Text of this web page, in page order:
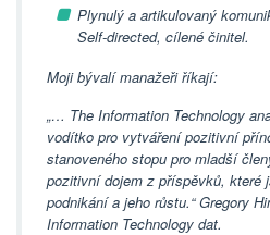
Plynulý a artikulovaný
Self-directed, cílené činitel.
Moji bývalí manažeři říkají:
„… The Information Technology
vodítko pro vytváření pozitivní
stanoveného stopu pro mladší
pozitivní dojem z příspěvků, které
podnikání a jeho růstu.“ Gregory
Information Technology dat.